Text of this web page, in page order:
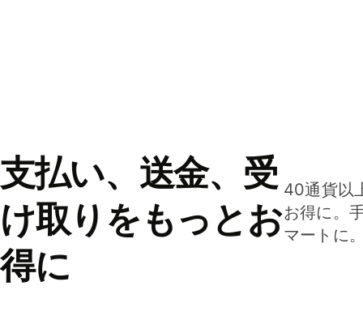
支払い、送金、受
け取りをもっとお
得に
40通貨以
お得に。
マートに